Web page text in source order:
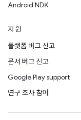
Android NDK
지원
플랫폼 버그 신고
문서 버그 신고
Google Play support
연구 조사 참여